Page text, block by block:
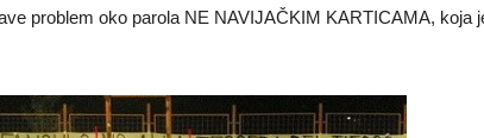
problem oko parola NE NAVIJAČKIM KARTICAMA, koja